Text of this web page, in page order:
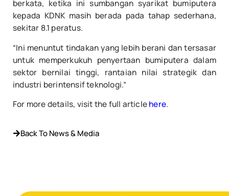
berkata, ketika ini sumbangan syarikat bumiputera
kepada KDNK masih berada pada tahap sederhana,
sekitar 8.1 peratus.
“Ini menuntut tindakan yang lebih berani dan tersasar
untuk memperkukuh penyertaan bumiputera dalam
sektor bernilai tinggi, rantaian nilai strategik dan
industri berintensif teknologi.”
For more details, visit the full articlehere.
Back To News & Media